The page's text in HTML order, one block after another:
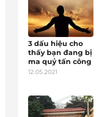
3 dấu hiệu cho
thấy bạn đang bị
ma quỷ tấn công
12.05.2021